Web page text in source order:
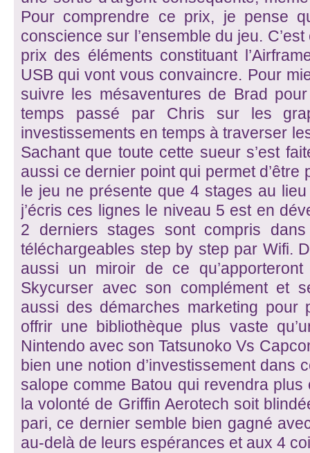
Pour comprendre ce prix, je pense
conscience sur l’ensemble du jeu.
prix des éléments constituant
USB qui vont vous convaincre. Pour
suivre les mésaventures de Brad
temps passé par Chris sur les
investissements en temps à traverser
Sachant que toute cette sueur s’est
aussi ce dernier point qui permet d’être
le jeu ne présente que 4 stages au
j’écris ces lignes le niveau 5 est en
2 derniers stages sont compris
téléchargeables step by step par Wifi.
aussi un miroir de ce
Skycurser avec son complément et
aussi des démarches marketing pour
offrir une bibliothèque plus vaste
Nintendo avec son Tatsunoko Vs
bien une notion d’investissement dans
salope comme Batou qui revendra
la volonté de Griffin Aerotech soit
pari, ce dernier semble bien gagné
au-delà de leurs espérances et aux 4